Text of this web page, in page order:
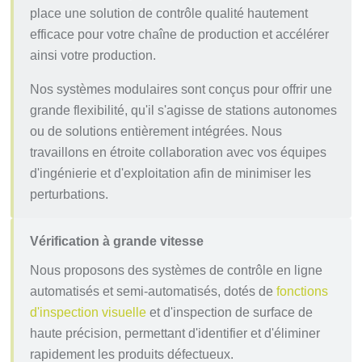
place une solution de contrôle qualité hautement
efficace pour votre chaîne de production et accélérer
ainsi votre production.
Nos systèmes modulaires sont conçus pour offrir une
grande flexibilité, qu'il s'agisse de stations autonomes
ou de solutions entièrement intégrées. Nous
travaillons en étroite collaboration avec vos équipes
d'ingénierie et d'exploitation afin de minimiser les
perturbations.
Vérification à grande vitesse
Nous proposons des systèmes de contrôle en ligne
automatisés et semi-automatisés, dotés defonctions
d'inspection visuelle et d'inspection de surface de
haute précision, permettant d'identifier et d'éliminer
rapidement les produits défectueux.